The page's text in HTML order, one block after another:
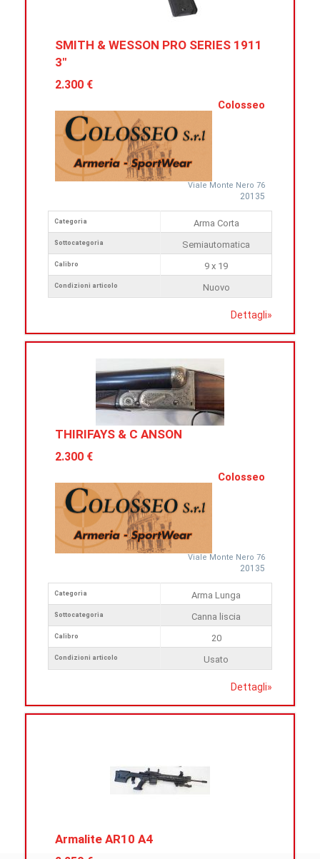
SMITH & WESSON PRO SERIES 1911
3"
2.300 €
Colosseo
Viale Monte Nero 76
20135
Categoria
Sottocategoria
Calibro
Condizioni articolo
Arma Corta
Semiautomatica
9 x 19
Nuovo
Dettagli»
THIRIFAYS & C ANSON
2.300 €
Colosseo
Viale Monte Nero 76
20135
Categoria
Sottocategoria
Calibro
Condizioni articolo
Arma Lunga
Canna liscia
20
Usato
Dettagli»
Armalite AR10 A4